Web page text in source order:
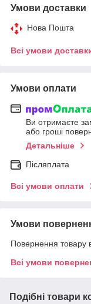
Умови доставки
Нова Пошта
Всі умови
Умови оплати
Ви отримаєте
або гроші
Детальніше
Післяплата
Всі умови оплати
Умови
Повернення товару
Всі умови
Подібні товари